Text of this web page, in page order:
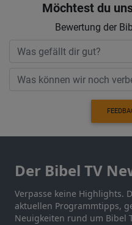
Möchtest du
Bewertung der
Der Bibel TV
Verpasse keine Highlights.
aktuellen Programmtipps,
Neuigkeiten rund um Bibel